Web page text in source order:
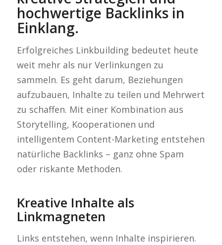
hochwertige Backlinks in
Einklang.
Erfolgreiches Linkbuilding bedeutet heute
weit mehr als nur Verlinkungen zu
sammeln. Es geht darum, Beziehungen
aufzubauen, Inhalte zu teilen und Mehrwert
zu schaffen. Mit einer Kombination aus
Storytelling, Kooperationen und
intelligentem Content-Marketing entstehen
natürliche Backlinks – ganz ohne Spam
oder riskante Methoden.
Kreative Inhalte als
Linkmagneten
Links entstehen, wenn Inhalte inspirieren.